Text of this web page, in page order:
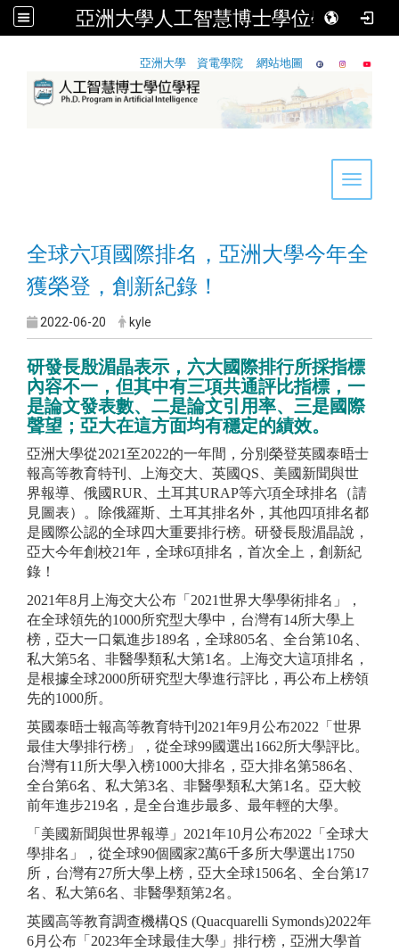
亞洲大學人工智慧博士學位學程
亞洲大學 資電學院 網站地圖
Toggle
全球六項國際排名，亞洲大學今年全
獲榮登，創新紀錄！
2022-06-20 kyle
研發長殷湄晶表示，六大國際排行所採指標
內容不一，但其中有三項共通評比指標，一
是論文發表數、二是論文引用率、三是國際
聲望；亞大在這方面均有穩定的績效。
亞洲大學從2021至2022的一年間，分別榮登英國泰晤士
報高等教育特刊、上海交大、英國QS、美國新聞與世
界報導、俄國RUR、土耳其URAP等六項全球排名（請
見圖表）。除俄羅斯、土耳其排名外，其他四項排名都
是國際公認的全球四大重要排行榜。研發長殷湄晶說，
亞大今年創校21年，全球6項排名，首次全上，創新紀
錄！
2021年8月上海交大公布「2021世界大學學術排名」，
在全球領先的1000所究型大學中，台灣有14所大學上
榜，亞大一口氣進步189名，全球805名、全台第10名、
私大第5名、非醫學類私大第1名。上海交大這項排名，
是根據全球2000所研究型大學進行評比，再公布上榜領
先的1000所。
英國泰晤士報高等教育特刊2021年9月公布2022「世界
最佳大學排行榜」，從全球99國選出1662所大學評比。
台灣有11所大學入榜1000大排名，亞大排名第586名、
全台第6名、私大第3名、非醫學類私大第1名。亞大較
前年進步219名，是全台進步最多、最年輕的大學。
「美國新聞與世界報導」2021年10月公布2022「全球大
學排名」，從全球90個國家2萬6千多所大學選出1750
所，台灣有27所大學上榜，亞大全球1506名、全台第17
名、私大第6名、非醫學類第2名。
英國高等教育調查機構QS (Quacquarelli Symonds)2022年
6月公布「2023年全球最佳大學」排行榜，亞洲大學首